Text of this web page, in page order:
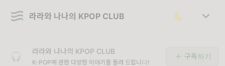
라라와 나나의 KPOP CLUB
라라와 나나의 KPOP CLUB
K-POP에 관한 다양한 이야기를 들려 드립니다!
구독하기